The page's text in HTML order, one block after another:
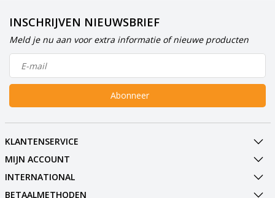
INSCHRIJVEN NIEUWSBRIEF
Meld je nu aan voor extra informatie of nieuwe producten
Abonneer
KLANTENSERVICE
MIJN ACCOUNT
INTERNATIONAL
BETAALMETHODEN